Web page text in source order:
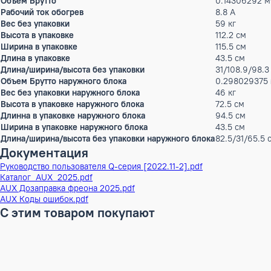
Потребляемая мощность (обогрев)
Расход воздуха
Параметры электропитания
220-
Рабочий ток охлаждение
9.8 А
Max.длина магистрали
25 м
Перепад высот
15 м
Диаметр труб (жидкость)
6,35
Диаметр труб (газ)
15,88
Тип хладагента
R410A
Диапазон наружных температур, охлаждение
Диапазон наружных температур, обогрев
-
Объем Брутто
Рабочий ток обогрев
Вес без упаковки
Высота в упаковке
Ширина в упаковке
Длина в упаковке